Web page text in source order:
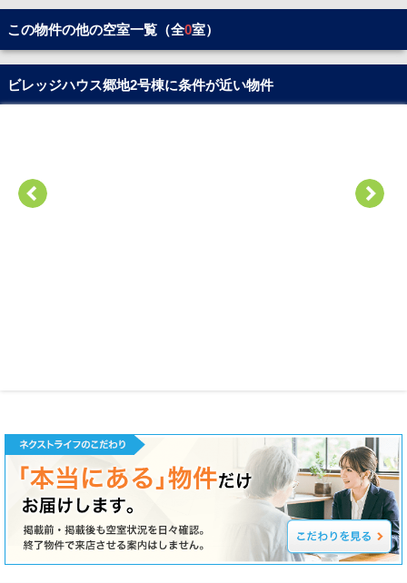
この物件の他の空室一覧（全0室）
ビレッジハウス郷地2号棟に条件が近い物件